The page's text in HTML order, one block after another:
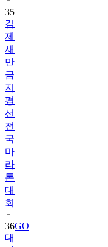
35
김
제
새
만
금
지
평
선
전
국
마
라
톤
대
회
36GO
대